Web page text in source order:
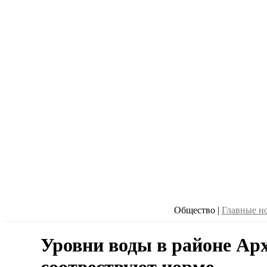
Общество | Главные
Уровни воды в районе